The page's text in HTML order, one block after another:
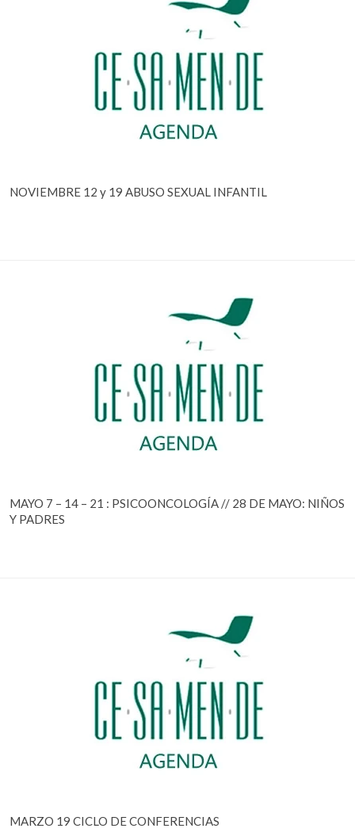
NOVIEMBRE 12 y 19 ABUSO SEXUAL INFANTIL
MAYO 7 – 14 – 21 : PSICOONCOLOGÍA // 28 DE MAYO: NIÑOS
Y PADRES
MARZO 19 CICLO DE CONFERENCIAS